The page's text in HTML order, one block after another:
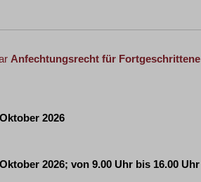
Anfechtungsrecht für Fortgeschrittene
2026
2026; von 9.00 Uhr bis 16.00 Uhr